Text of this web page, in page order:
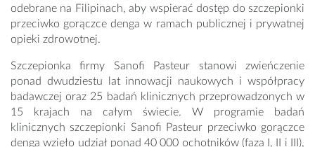
odebrane na Filipinach, aby wspierać dostęp do szczepionki
przeciwko gorączce denga w ramach publicznej i prywatnej
opieki zdrowotnej.
Szczepionka firmy Sanofi Pasteur stanowi zwieńczenie
ponad dwudziestu lat innowacji naukowych i współpracy
badawczej oraz 25 badań klinicznych przeprowadzonych w
15 krajach na całym świecie. W programie badań
klinicznych szczepionki Sanofi Pasteur przeciwko gorączce
denga wzięło udział ponad 40 000 ochotników (faza I, II i III),